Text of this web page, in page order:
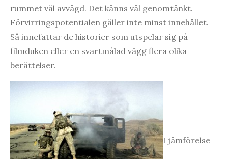
rummet väl avvägd. Det känns väl genomtänkt.
Förvirringspotentialen gäller inte minst innehållet.
Så innefattar de historier som utspelar sig på
filmduken eller en svartmålad vägg flera olika
berättelser.
I jämförelse